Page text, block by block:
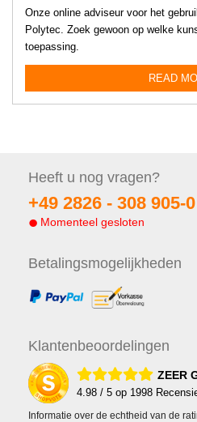
Onze online adviseur voor het
Polytec. Zoek gewoon op welke
toepassing.
READ
Heeft u nog vragen?
+49 2826 - 308 905-0
Momenteel gesloten
Betalingsmogelijkheden
Klantenbeoordelingen
ZEER
4.98 / 5 op 1998
Informatie over de echtheid van de